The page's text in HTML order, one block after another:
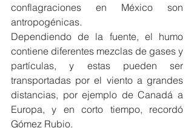
conflagraciones en México son
antropogénicas.
Dependiendo de la fuente, el humo
contiene diferentes mezclas de gases y
partículas, y estas pueden ser
transportadas por el viento a grandes
distancias, por ejemplo de Canadá a
Europa, y en corto tiempo, recordó
Gómez Rubio.